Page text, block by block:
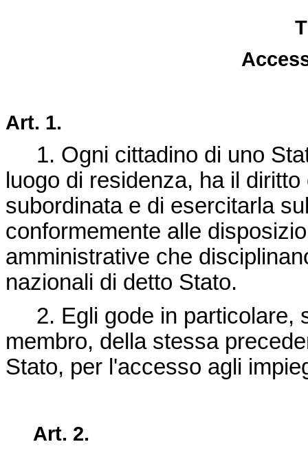
Art. 1.
1. Ogni cittadino di uno
luogo di residenza, ha il
subordinata e di esercitarla
conformemente alle
amministrative che
nazionali di detto Stato.
2. Egli gode in particolare,
membro, della stessa
Stato, per l'accesso agli
Art. 2.